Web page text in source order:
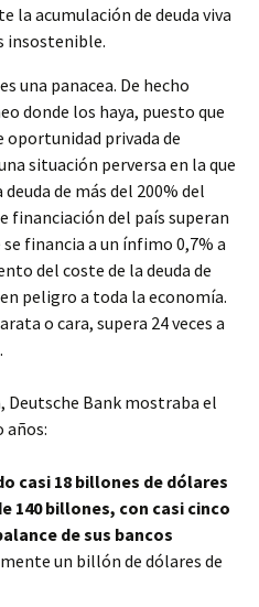
la acumulación de deuda viva
insostenible.
una panacea. De hecho
donde los haya, puesto que
oportunidad privada de
situación perversa en la que
de más del 200% del
financiación del país superan
se financia a un ínfimo 0,7% a
del coste de la deuda de
peligro a toda la economía.
o cara, supera 24 veces a
Deutsche Bank mostraba el
años:
casi 18 billones de dólares
140 billones, con casi cinco
de sus bancos
un billón de dólares de